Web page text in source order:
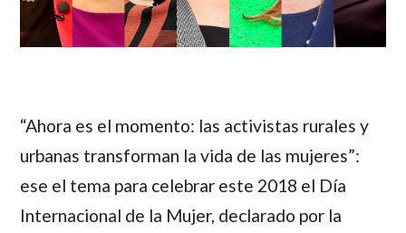
“Ahora es el momento: las activistas rurales y
urbanas transforman la vida de las mujeres”:
ese el tema para celebrar este 2018 el Día
Internacional de la Mujer, declarado por la